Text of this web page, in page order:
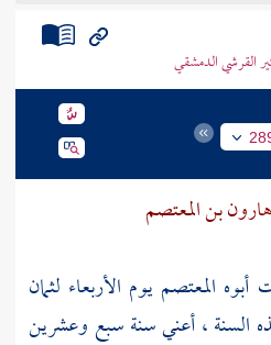
القرشي الدمشقي
بن المعتصم
أبوه المعتصم يوم الأربعاء لثمان
السنة ، أعني سنة سبع وعشرين